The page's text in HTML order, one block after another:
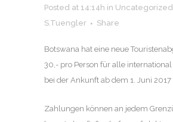
Posted at 14:14h in Uncategorized
S.Tuengler
Share
Botswana hat eine neue
30,- pro Person für alle international
bei der Ankunft ab dem 1. Juni 2017
Zahlungen können an jedem